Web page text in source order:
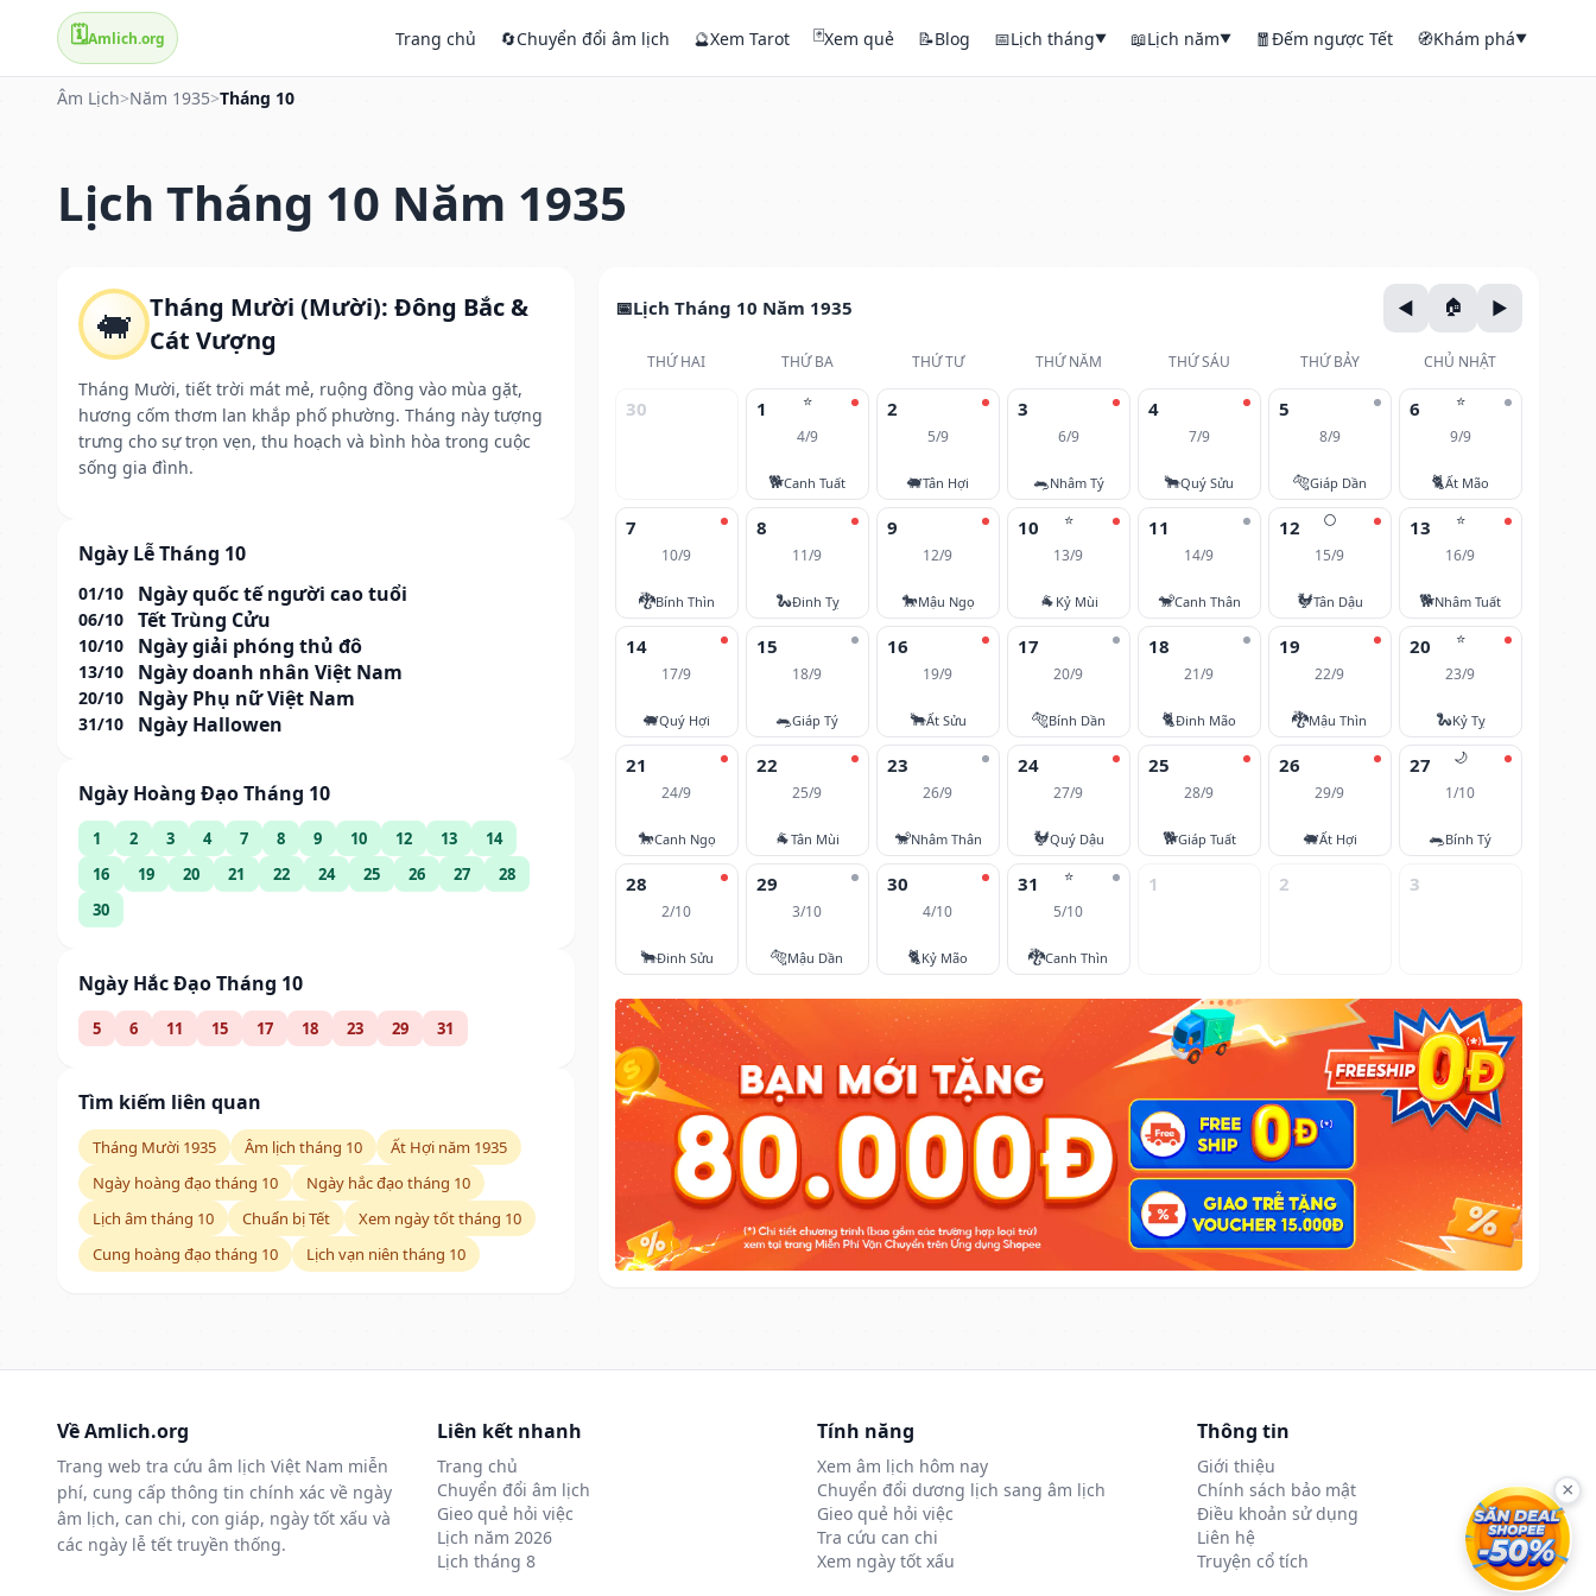
🗓️Amlich.org Trang chủ 🔄Chuyển đổi âm lịch 🔮Xem Tarot 🃏Xem quẻ 📝Blog 📅Lịch tháng▼ 📖Lịch năm▼ 🧧Đếm ngược Tết 🧭Khám phá▼
Âm Lịch>Năm 1935>Tháng 10
Lịch Tháng 10 Năm 1935
🐖 Tháng Mười (Mười): Đông Bắc &
Cát Vượng
Tháng Mười, tiết trời mát mẻ, ruộng đồng vào mùa gặt,
hương cốm thơm lan khắp phố phường. Tháng này tượng
trưng cho sự trọn vẹn, thu hoạch và bình hòa trong cuộc
sống gia đình.
Ngày Lễ Tháng 10
01/10 Ngày quốc tế người cao tuổi
06/10 Tết Trùng Cửu
10/10 Ngày giải phóng thủ đô
13/10 Ngày doanh nhân Việt Nam
20/10 Ngày Phụ nữ Việt Nam
31/10 Ngày Hallowen
Ngày Hoàng Đạo Tháng 10
1 2 3 4 7 8 9 10 12 13
14
16
19 20 21 22 24 25 26 27
28
30
Ngày Hắc Đạo Tháng 10
5 6 11 15 17 18 23 29 31
Tìm kiếm liên quan
Tháng Mười 1935 Âm lịch tháng 10
Ất Hợi năm 1935
Ngày hoàng đạo tháng 10
Ngày hắc đạo tháng 10
Lịch âm tháng 10
Chuẩn bị Tết
Xem ngày tốt tháng 10
Cung hoàng đạo tháng 10
Lịch vạn niên tháng 10
Lịch Tháng 10 Năm 1935
THỨ HAI THỨ BA THỨ TƯ THỨ NĂM THỨ SÁU THỨ BẢY CHỦ NHẬT
30 ⭐
1
4/9
🐕Canh Tuất
2
5/9
🐖Tân Hợi
3
6/9
🐀Nhâm Tý
4
7/9
🐂Quý Sửu
5
8/9
🐅Giáp Dần
⭐
6
9/9
🐈Ất Mão
7
10/9
🐉Bính Thìn
8
11/9
🐍Đinh Tỵ
9
12/9
🐎Mậu Ngọ
⭐
10
13/9
🐐 Kỷ Mùi
11
14/9
🐒Canh Thân
🌕
12
15/9
🐓Tân Dậu
⭐
13
16/9
🐕Nhâm Tuất
14
17/9
🐖Quý Hợi
15
18/9
🐀Giáp Tý
16
19/9
🐂Ất Sửu
17
20/9
🐅Bính Dần
18
21/9
🐈Đinh Mão
19
22/9
🐉Mậu Thìn
⭐
20
23/9
🐍Kỷ Tỵ
21
24/9
🐎Canh Ngọ
22
25/9
🐐Tân Mùi
23
26/9
🐒Nhâm Thân
24
27/9
🐓Quý Dậu
25
28/9
🐕Giáp Tuất
26
29/9
🐖Ất Hợi
🌙
27
1/10
🐀Bính Tý
28
2/10
🐂Đinh Sửu
29
3/10
🐅Mậu Dần
30
4/10
🐈Kỷ Mão
⭐
31
5/10
🐉Canh Thìn
1 2 3
Về Amlich.org
Trang web tra cứu âm lịch Việt Nam miễn
phí, cung cấp thông tin chính xác về ngày
âm lịch, can chi, con giáp, ngày tốt xấu và
các ngày lễ tết truyền thống.
Liên kết nhanh
Trang chủ
Chuyển đổi âm lịch
Gieo quẻ hỏi việc
Lịch năm 2026
Lịch tháng 8
Tính năng
Xem âm lịch hôm nay
Chuyển đổi dương lịch sang âm lịch
Gieo quẻ hỏi việc
Tra cứu can chi
Xem ngày tốt xấu
Thông tin
Giới thiệu
Chính sách bảo mật
Điều khoản sử dụng
Liên hệ
Truyện cổ tích
×